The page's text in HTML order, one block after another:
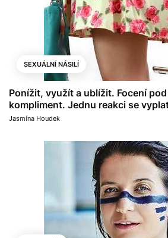
SEXUÁLNÍ NÁSILÍ
Ponížit, využít a ublížit. Focení
kompliment. Jednu reakci se
Jasmína Houdek